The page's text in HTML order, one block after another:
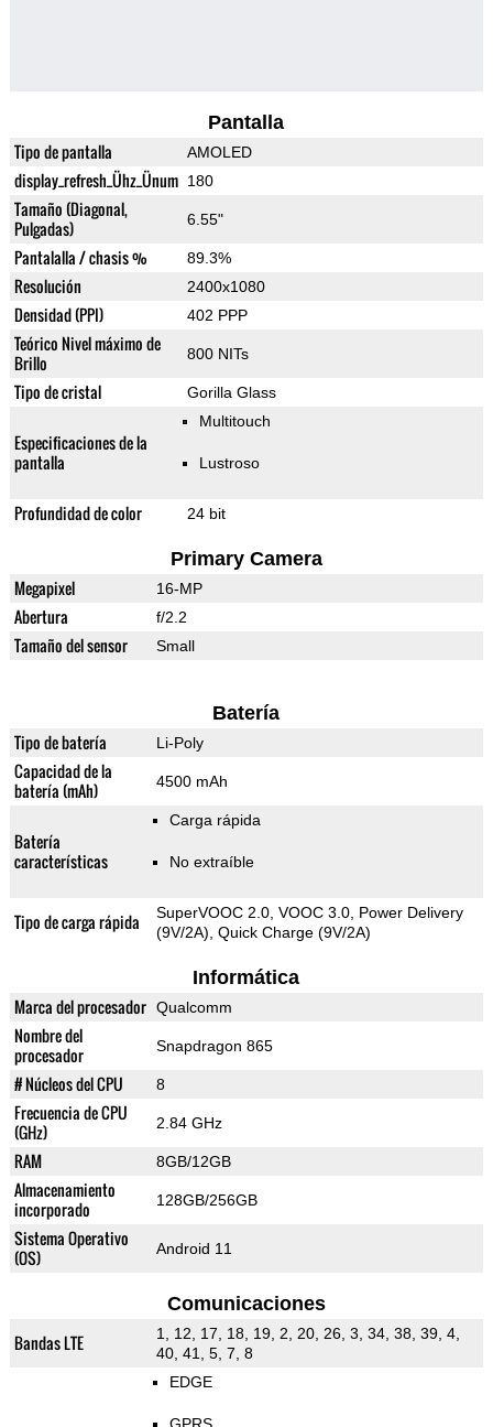
Pantalla
Tipo de pantalla AMOLED
display_refresh_Ühz_Ünum 180
Tamaño (Diagonal,
Pulgadas)
6.55"
Pantalalla / chasis % 89.3%
Resolución 2400x1080
Densidad (PPI) 402 PPP
Teórico Nivel máximo de
Brillo
800 NITs
Tipo de cristal Gorilla Glass
Especificaciones de la
pantalla
Multitouch
Lustroso
Profundidad de color 24 bit
Primary Camera
Megapixel 16-MP
Abertura f/2.2
Tamaño del sensor Small
Batería
Tipo de batería Li-Poly
Capacidad de la
batería (mAh)
4500 mAh
Batería
características
Carga rápida
No extraíble
Tipo de carga rápida
SuperVOOC 2.0, VOOC 3.0, Power Delivery
(9V/2A), Quick Charge (9V/2A)
Informática
Marca del procesador Qualcomm
Nombre del
procesador
Snapdragon 865
# Núcleos del CPU 8
Frecuencia de CPU
(GHz)
2.84 GHz
RAM 8GB/12GB
Almacenamiento
incorporado
128GB/256GB
Sistema Operativo
(OS)
Android 11
Comunicaciones
Bandas LTE
1, 12, 17, 18, 19, 2, 20, 26, 3, 34, 38, 39, 4,
40, 41, 5, 7, 8
EDGE